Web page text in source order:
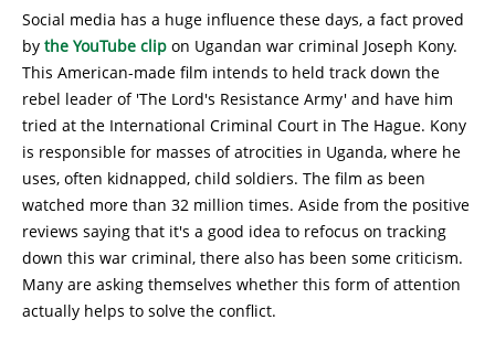
Social media has a huge influence these days, a fact proved
by the YouTube clip on Ugandan war criminal Joseph Kony.
This American-made film intends to held track down the
rebel leader of 'The Lord's Resistance Army' and have him
tried at the International Criminal Court in The Hague. Kony
is responsible for masses of atrocities in Uganda, where he
uses, often kidnapped, child soldiers. The film as been
watched more than 32 million times. Aside from the positive
reviews saying that it's a good idea to refocus on tracking
down this war criminal, there also has been some criticism.
Many are asking themselves whether this form of attention
actually helps to solve the conflict.